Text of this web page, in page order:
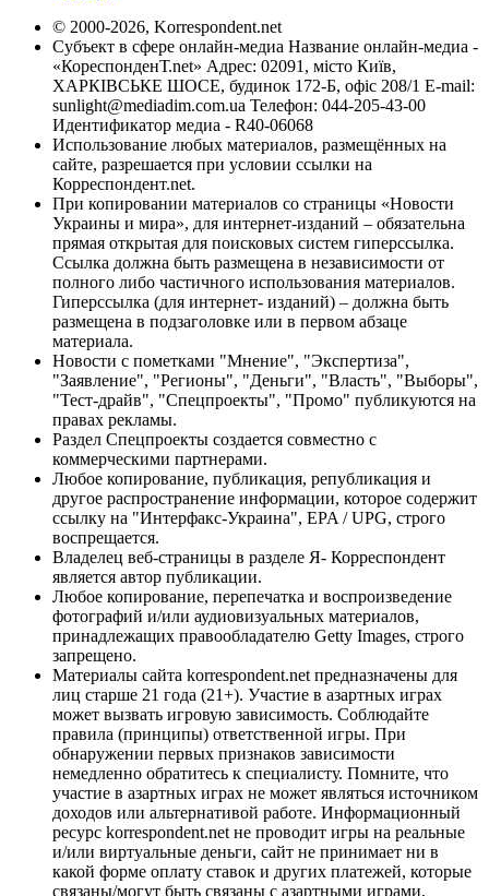
© 2000-2026, Korrespondent.net
Субъект в сфере онлайн-медиа Название онлайн-медиа -
«КореспонденТ.net» Адрес: 02091, місто Київ,
ХАРКІВСЬКЕ ШОСЕ, будинок 172-Б, офіс 208/1 E-mail:
sunlight@mediadim.com.ua Телефон: 044-205-43-00
Идентификатор медиа - R40-06068
Использование любых материалов, размещённых на
сайте, разрешается при условии ссылки на
Корреспондент.net.
При копировании материалов со страницы «Новости
Украины и мира», для интернет-изданий – обязательна
прямая открытая для поисковых систем гиперссылка.
Ссылка должна быть размещена в независимости от
полного либо частичного использования материалов.
Гиперссылка (для интернет- изданий) – должна быть
размещена в подзаголовке или в первом абзаце
материала.
Новости с пометками "Мнение", "Экспертиза",
"Заявление", "Регионы", "Деньги", "Власть", "Выборы",
"Тест-драйв", "Спецпроекты", "Промо" публикуются на
правах рекламы.
Раздел Спецпроекты создается совместно с
коммерческими партнерами.
Любое копирование, публикация, републикация и
другое распространение информации, которое содержит
ссылку на "Интерфакс-Украина", EPA / UPG, строго
воспрещается.
Владелец веб-страницы в разделе Я- Корреспондент
является автор публикации.
Любое копирование, перепечатка и воспроизведение
фотографий и/или аудиовизуальных материалов,
принадлежащих правообладателю Getty Images, строго
запрещено.
Материалы сайта korrespondent.net предназначены для
лиц старше 21 года (21+). Участие в азартных играх
может вызвать игровую зависимость. Соблюдайте
правила (принципы) ответственной игры. При
обнаружении первых признаков зависимости
немедленно обратитесь к специалисту. Помните, что
участие в азартных играх не может являться источником
доходов или альтернативой работе. Информационный
ресурс korrespondent.net не проводит игры на реальные
и/или виртуальные деньги, сайт не принимает ни в
какой форме оплату ставок и других платежей, которые
связаны/могут быть связаны с азартными играми,